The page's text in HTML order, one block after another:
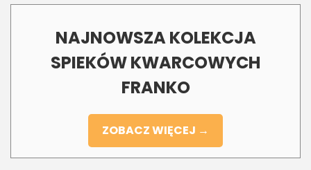
NAJNOWSZA KOLEKCJA
SPIEKÓW KWARCOWYCH
FRANKO
ZOBACZ WIĘCEJ →